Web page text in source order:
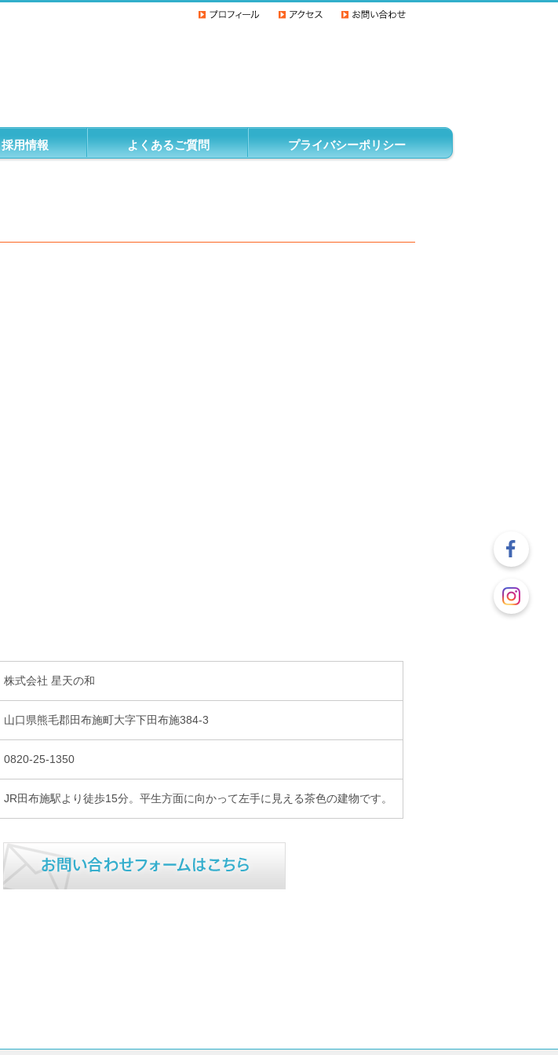
採用情報 よくあるご質問 プライバシーポリシー
株式会社 星天の和
山口県熊毛郡田布施町大字下田布施384-3
0820-25-1350
JR田布施駅より徒歩15分。平生方面に向かって左手に見える茶色の建物です。